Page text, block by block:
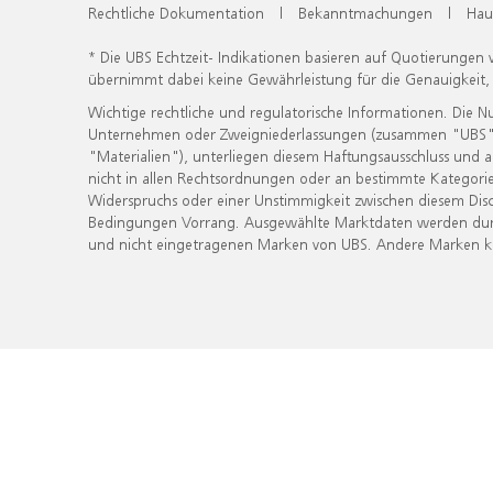
Rechtliche Dokumentation | Bekanntmachungen |
* Die UBS Echtzeit- Indikationen basieren auf
übernimmt dabei keine Gewährleistung für die
Wichtige rechtliche und regulatorische Informationen. Die
Unternehmen oder Zweigniederlassungen (zusammen
"Materialien"), unterliegen diesem Haftungsausschluss
nicht in allen Rechtsordnungen oder an bestimmte
Widerspruchs oder einer Unstimmigkeit zwischen diesem
Bedingungen Vorrang. Ausgewählte Marktdaten werden
und nicht eingetragenen Marken von UBS. Andere Marken